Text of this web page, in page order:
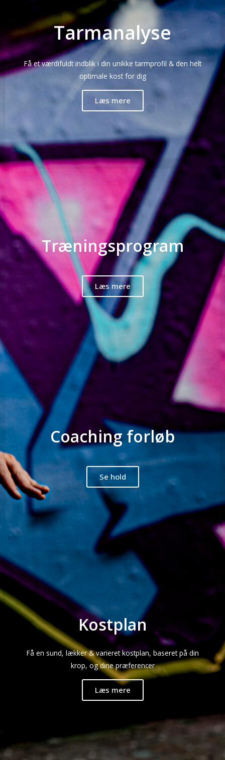
Tarmanalyse
Få et værdifuldt indblik i din unikke tarmprofil & den helt
optimale kost for dig
Læs mere
Træningsprogram
Læs mere
Coaching forløb
Se hold
Kostplan
Få en sund, lækker & varieret kostplan, baseret på din
krop, og dine præferencer
Læs mere